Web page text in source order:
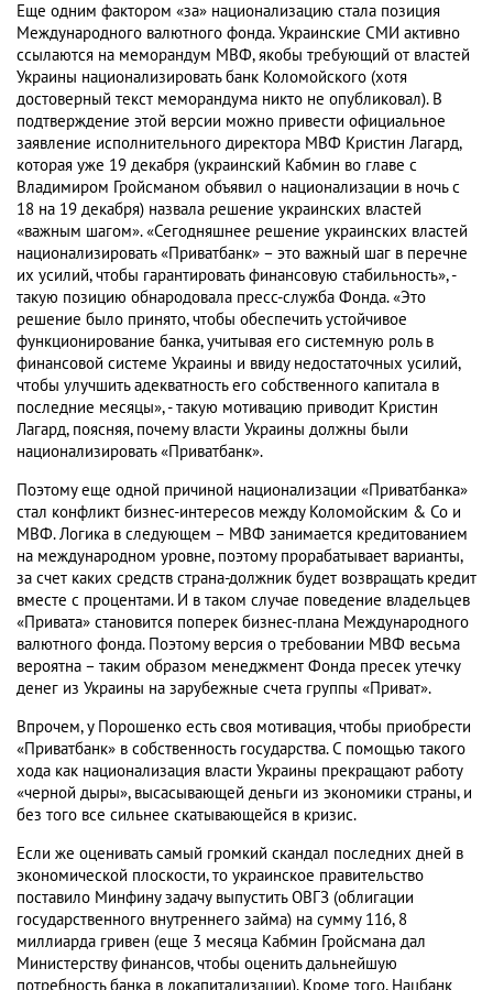
Еще одним фактором «за» национализацию стала позиция
Международного валютного фонда. Украинские СМИ активно
ссылаются на меморандум МВФ, якобы требующий от властей
Украины национализировать банк Коломойского (хотя
достоверный текст меморандума никто не опубликовал). В
подтверждение этой версии можно привести официальное
заявление исполнительного директора МВФ Кристин Лагард,
которая уже 19 декабря (украинский Кабмин во главе с
Владимиром Гройсманом объявил о национализации в ночь с
18 на 19 декабря) назвала решение украинских властей
«важным шагом». «Сегодняшнее решение украинских властей
национализировать «Приватбанк» – это важный шаг в перечне
их усилий, чтобы гарантировать финансовую стабильность», -
такую позицию обнародовала пресс-служба Фонда. «Это
решение было принято, чтобы обеспечить устойчивое
функционирование банка, учитывая его системную роль в
финансовой системе Украины и ввиду недостаточных усилий,
чтобы улучшить адекватность его собственного капитала в
последние месяцы», - такую мотивацию приводит Кристин
Лагард, поясняя, почему власти Украины должны были
национализировать «Приватбанк».
Поэтому еще одной причиной национализации «Приватбанка»
стал конфликт бизнес-интересов между Коломойским & Co и
МВФ. Логика в следующем – МВФ занимается кредитованием
на международном уровне, поэтому прорабатывает варианты,
за счет каких средств страна-должник будет возвращать кредит
вместе с процентами. И в таком случае поведение владельцев
«Привата» становится поперек бизнес-плана Международного
валютного фонда. Поэтому версия о требовании МВФ весьма
вероятна – таким образом менеджмент Фонда пресек утечку
денег из Украины на зарубежные счета группы «Приват».
Впрочем, у Порошенко есть своя мотивация, чтобы приобрести
«Приватбанк» в собственность государства. С помощью такого
хода как национализация власти Украины прекращают работу
«черной дыры», высасывающей деньги из экономики страны, и
без того все сильнее скатывающейся в кризис.
Если же оценивать самый громкий скандал последних дней в
экономической плоскости, то украинское правительство
поставило Минфину задачу выпустить ОВГЗ (облигации
государственного внутреннего займа) на сумму 116, 8
миллиарда гривен (еще 3 месяца Кабмин Гройсмана дал
Министерству финансов, чтобы оценить дальнейшую
потребность банка в докапитализации). Кроме того, Нацбанк